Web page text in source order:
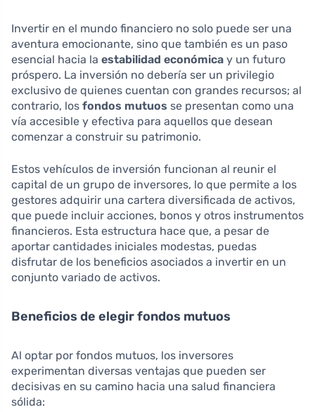
Invertir en el mundo financiero no solo puede ser una
aventura emocionante, sino que también es un paso
esencial hacia la estabilidad económica y un futuro
próspero. La inversión no debería ser un privilegio
exclusivo de quienes cuentan con grandes recursos; al
contrario, los fondos mutuos se presentan como una
vía accesible y efectiva para aquellos que desean
comenzar a construir su patrimonio.
Estos vehículos de inversión funcionan al reunir el
capital de un grupo de inversores, lo que permite a los
gestores adquirir una cartera diversificada de activos,
que puede incluir acciones, bonos y otros instrumentos
financieros. Esta estructura hace que, a pesar de
aportar cantidades iniciales modestas, puedas
disfrutar de los beneficios asociados a invertir en un
conjunto variado de activos.
Beneficios de elegir fondos mutuos
Al optar por fondos mutuos, los inversores
experimentan diversas ventajas que pueden ser
decisivas en su camino hacia una salud financiera
sólida: